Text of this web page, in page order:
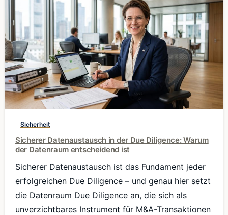
0
Sicherheit
Sicherer Datenaustausch in der Due Diligence: Warum
der Datenraum entscheidend ist
Sicherer Datenaustausch ist das Fundament jeder
erfolgreichen Due Diligence – und genau hier setzt
die Datenraum Due Diligence an, die sich als
unverzichtbares Instrument für M&A-Transaktionen